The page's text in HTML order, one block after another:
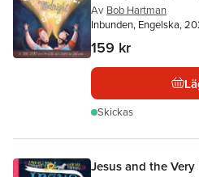
Av Bob Hartman
Inbunden, Engelska,
159 kr
Skickas
Jesus and the